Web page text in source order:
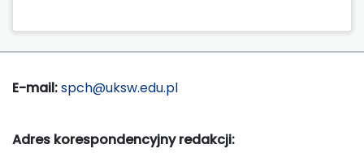
E-mail:spch@uksw.edu.pl
Adres korespondencyjny redakcji: